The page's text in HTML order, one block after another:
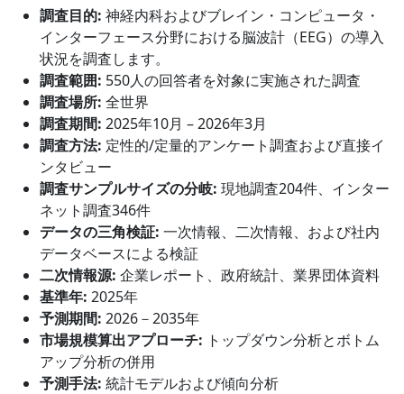
調査目的: 神経内科およびブレイン・コンピュータ・
インターフェース分野における脳波計（EEG）の導入
状況を調査します。
調査範囲: 550人の回答者を対象に実施された調査
調査場所: 全世界
調査期間: 2025年10月 – 2026年3月
調査方法: 定性的/定量的アンケート調査および直接イ
ンタビュー
調査サンプルサイズの分岐: 現地調査204件、インター
ネット調査346件
データの三角検証: 一次情報、二次情報、および社内
データベースによる検証
二次情報源: 企業レポート、政府統計、業界団体資料
基準年: 2025年
予測期間: 2026－2035年
市場規模算出アプローチ: トップダウン分析とボトム
アップ分析の併用
予測手法: 統計モデルおよび傾向分析